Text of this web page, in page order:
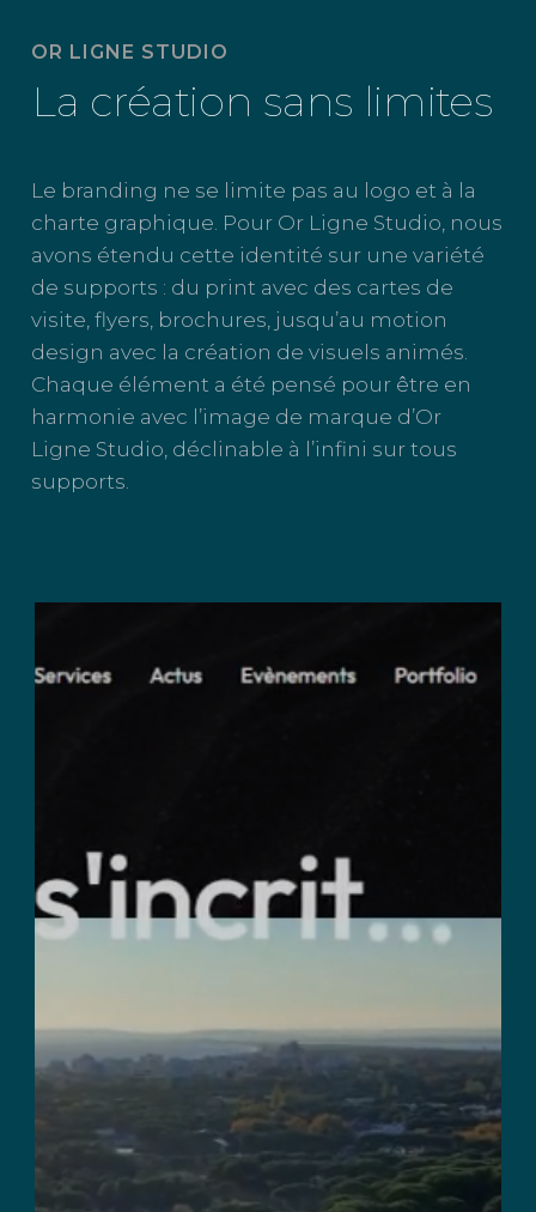
OR LIGNE STUDIO
La création sans limites
Le branding ne se limite pas au logo et à la
charte graphique. Pour Or Ligne Studio, nous
avons étendu cette identité sur une variété
de supports : du print avec des cartes de
visite, flyers, brochures, jusqu’au motion
design avec la création de visuels animés.
Chaque élément a été pensé pour être en
harmonie avec l’image de marque d’Or
Ligne Studio, déclinable à l’infini sur tous
supports.